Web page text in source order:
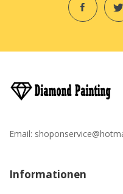
Email:
Informationen